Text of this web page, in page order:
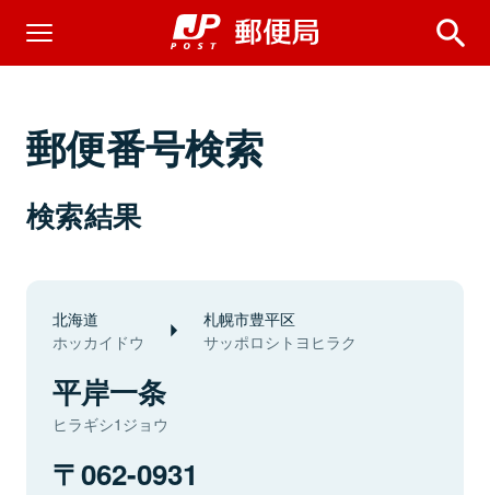
郵便番号検索
検索結果
北海道
ホッカイドウ
札幌市豊平区
サッポロシトヨヒラク
平岸一条
ヒラギシ1ジョウ
062-0931